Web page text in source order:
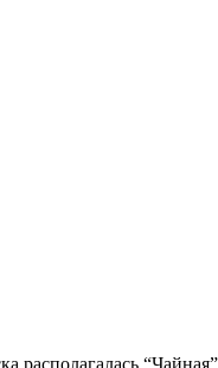
располагалась